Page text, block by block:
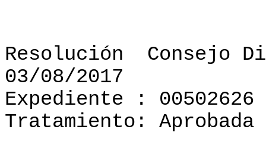
Resolución
Consejo
03/08/2017
Expediente : 00502626
Tratamiento: Aprobada